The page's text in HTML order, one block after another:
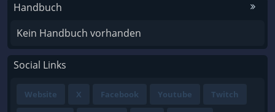
Handbuch
Kein Handbuch vorhanden
Social Links
Website X Facebook Youtube Twitch